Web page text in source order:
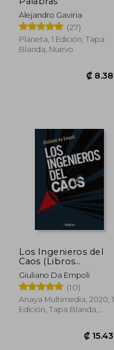
Alejandro Gaviria
(27)
Planeta, 1 Edición, Tapa
Blanda, Nuevo
Los Ingenieros del
Caos (Libros
Singulares)
Giuliano Da Empoli
(10)
Anaya Multimedia, 2020, 1
Edición, Tapa Blanda,